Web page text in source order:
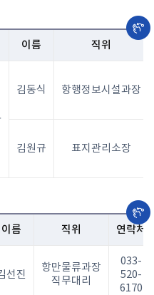
이름 직위
김동식 항행정보시설과장
김원규 표지관리소장
이름 직위 연락처
선진
항만물류과장
직무대리
033-
520-
6170